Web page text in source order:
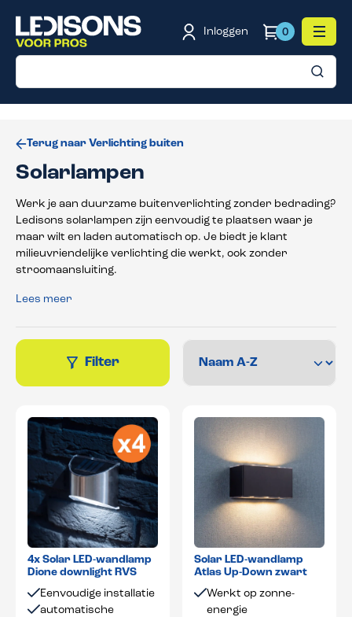
hoofdinhoud
Inloggen
0
Terug naar Verlichting buiten
Solarlampen
Werk je aan duurzame buitenverlichting zonder bedrading?
Ledisons solarlampen zijn eenvoudig te plaatsen waar je
maar wilt en laden automatisch op. Je biedt je klant
milieuvriendelijke verlichting die werkt, ook zonder
stroomaansluiting.
Lees meer
Filter
4x Solar LED-wandlamp
Dione downlight RVS
Eenvoudige installatie
automatische
Solar LED-wandlamp
Atlas Up-Down zwart
Werkt op zonne-
energie